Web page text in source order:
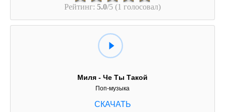
Рейтинг: 5.0/5 (1 голосовал)
Миля - Че Ты Такой
Поп-музыка